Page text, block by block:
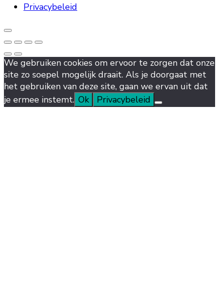
Privacybeleid
We gebruiken cookies om ervoor te zorgen dat onze
site zo soepel mogelijk draait. Als je doorgaat met
het gebruiken van deze site, gaan we ervan uit dat
je ermee instemt. Ok Privacybeleid